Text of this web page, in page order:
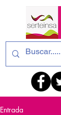
Entrada